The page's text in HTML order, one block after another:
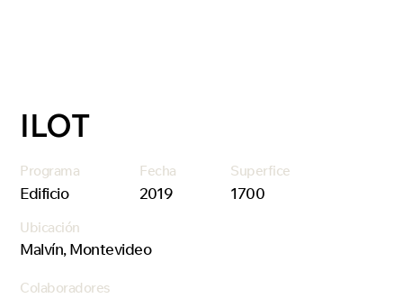
ILOT
Programa
Edificio
Fecha
2019
Superfice
1700
Ubicación
Malvín, Montevideo
Colaboradores